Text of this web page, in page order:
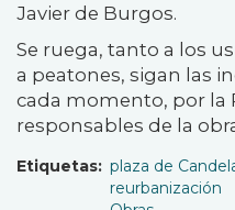
Javier de Burgos.
Se ruega, tanto a los
a peatones, sigan las
cada momento, por la
responsables de la
Etiquetas
plaza de
reurbanización